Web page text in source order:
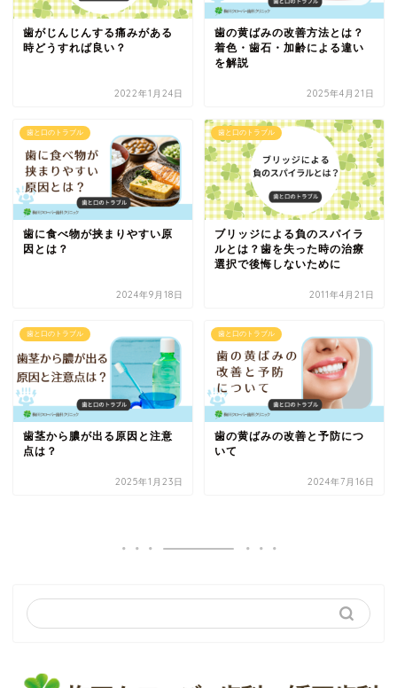
歯がじんじんする痛みがある
時どうすれば良い？
2022年1月24日
歯の黄ばみの改善方法とは？
着色・歯石・加齢による違い
を解説
2025年4月21日
歯と口のトラブル
歯に食べ物が挟まりやすい原
因とは？
2024年9月18日
歯と口のトラブル
ブリッジによる負のスパイラ
ルとは？歯を失った時の治療
選択で後悔しないために
2011年4月21日
歯と口のトラブル
歯茎から膿が出る原因と注意
点は？
2025年1月23日
歯と口のトラブル
歯の黄ばみの改善と予防につ
いて
2024年7月16日